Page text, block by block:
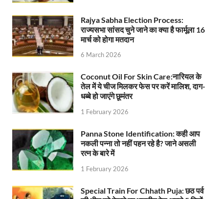
Nitin Nabin News: चुनाव में प्रचंड बहुमत में बीएलए 2 ने
Northern Railway News: उत्तर रेलवे ने हिमाचल
UP Rain Basera: योगी सरकार यात्रियों की सुरक्षा के
Nidhi Yojana: उत्तर प्रदेश में महिला उद्यमिता को मिला
Indramani Badoni Jayanti: उत्तराखंड के गांधी को
CM Yogi meets Sify Chairman Raju Vegesna:
Nitin Nabin Bihar Visit: बिहार दौरे पर रहेंगे बीजेपी के
Kisan Samman Diwas: किसान सम्मान दिवस’ मनाएगी
UP Vidhan Sabha Budget: योगी सरकार ने
UP Vidhan Sabha:देश में दो नमूने हैं, जब कोई चर्चा होती
Rajya Sabha Election Process:
राज्यसभा सांसद चुने जाने का क्या है फार्मूला 16
मार्च को होगा मतदान
6 March 2026
Coconut Oil For Skin Care:नारियल के
तेल में ये चीज मिलकर फेस पर करें मालिश, दाग-
धब्बे हो जाएंगे छूमंतर
1 February 2026
Panna Stone Identification: कही आप
नकली पन्ना तो नहीं पहन रहे है? जाने असली
रत्न के बारे में
1 February 2026
Special Train For Chhath Puja: छठ पर्व